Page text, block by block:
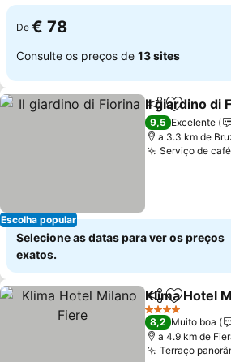
De € 78
Consulte os preços de 13 sites
Escolha popular
Partilhar
Il giardino di
9,5 Excelente
a 3.3 km de
Serviço de
Selecione as datas para ver os preços
exatos.
Partilhar
Klima Hotel
4 Estrelas
8,2 Muito boa
a 4.9 km de
Terraço